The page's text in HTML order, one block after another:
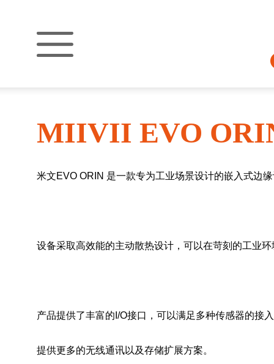
MIIVII EVO
米文EVO ORIN 是一款专为工业场景设计的嵌入式边
设备采取高效能的主动散热设计，可以在苛刻的工业
产品提供了丰富的I/O接口，可以满足多种传感器的接
提供更多的无线通讯以及存储扩展方案。